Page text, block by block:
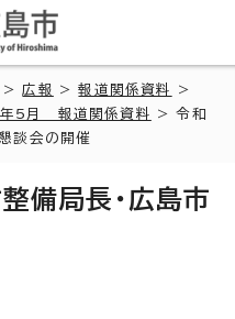
>広報 >報道関係資料
>
5月 報道関係資料
> 令和
談会の開催
備局長・広島市